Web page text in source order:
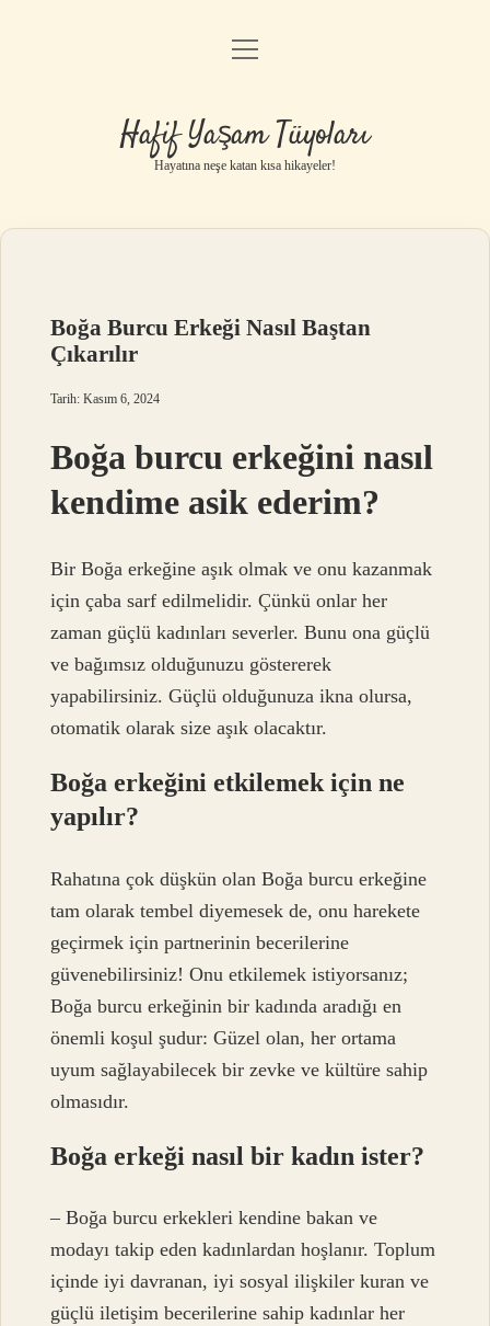
Anasayfa
Yasal Uyarı
menüyü
Hafif Yaşam Tüyoları
Hayatına neşe katan kısa hikayeler!
Boğa Burcu Erkeği Nasıl Baştan
Çıkarılır
Tarih: Kasım 6, 2024
Boğa burcu erkeğini nasıl
kendime asik ederim?
Bir Boğa erkeğine aşık olmak ve onu kazanmak
için çaba sarf edilmelidir. Çünkü onlar her
zaman güçlü kadınları severler. Bunu ona güçlü
ve bağımsız olduğunuzu göstererek
yapabilirsiniz. Güçlü olduğunuza ikna olursa,
otomatik olarak size aşık olacaktır.
Boğa erkeğini etkilemek için ne
yapılır?
Rahatına çok düşkün olan Boğa burcu erkeğine
tam olarak tembel diyemesek de, onu harekete
geçirmek için partnerinin becerilerine
güvenebilirsiniz! Onu etkilemek istiyorsanız;
Boğa burcu erkeğinin bir kadında aradığı en
önemli koşul şudur: Güzel olan, her ortama
uyum sağlayabilecek bir zevke ve kültüre sahip
olmasıdır.
Boğa erkeği nasıl bir kadın ister?
– Boğa burcu erkekleri kendine bakan ve
modayı takip eden kadınlardan hoşlanır. Toplum
içinde iyi davranan, iyi sosyal ilişkiler kuran ve
güçlü iletişim becerilerine sahip kadınlar her